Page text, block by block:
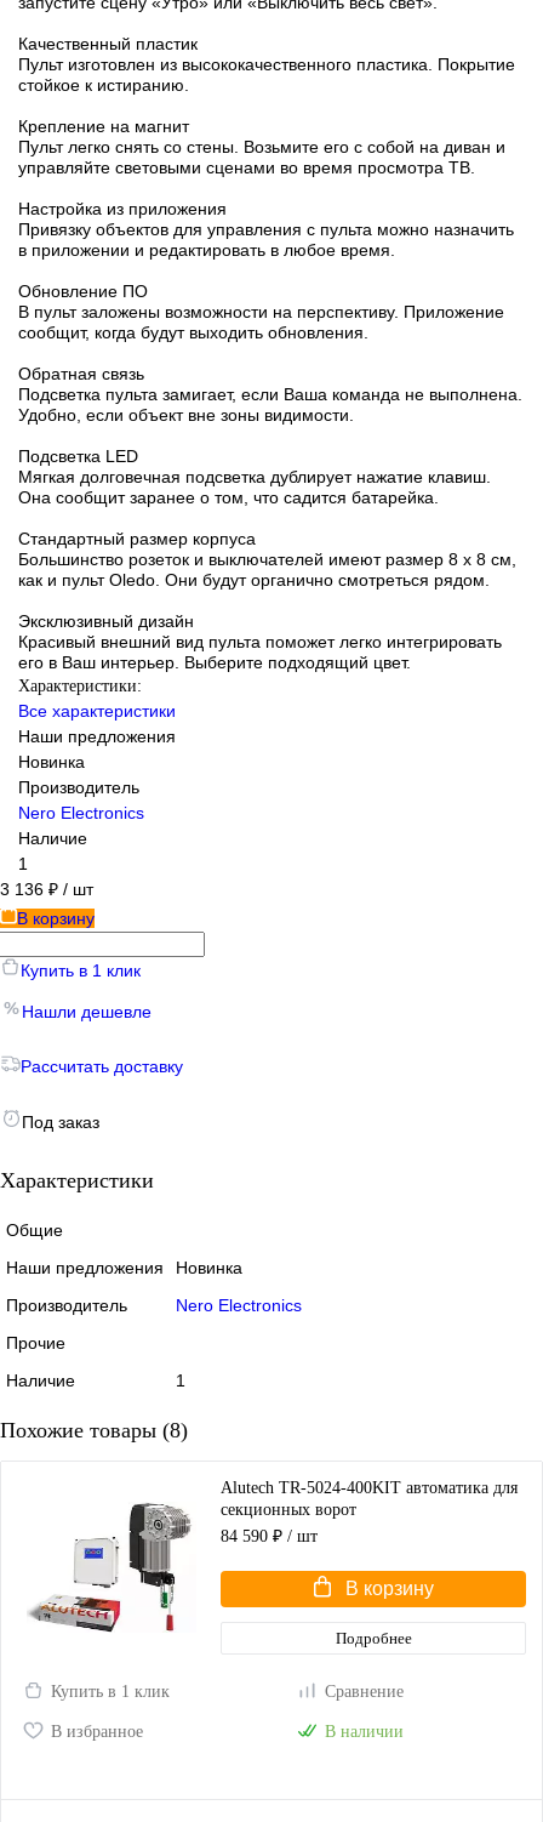
Качественный пластик
Пульт изготовлен из высококачественного пластика. Покрытие
стойкое к истиранию.
Крепление на магнит
Пульт легко снять со стены. Возьмите его с собой на диван и
управляйте световыми сценами во время просмотра ТВ.
Настройка из приложения
Привязку объектов для управления с пульта можно назначить
в приложении и редактировать в любое время.
Обновление ПО
В пульт заложены возможности на перспективу. Приложение
сообщит, когда будут выходить обновления.
Обратная связь
Подсветка пульта замигает, если Ваша команда не выполнена.
Удобно, если объект вне зоны видимости.
Подсветка LED
Мягкая долговечная подсветка дублирует нажатие клавиш.
Она сообщит заранее о том, что садится батарейка.
Стандартный размер корпуса
Большинство розеток и выключателей имеют размер 8 х 8 см,
как и пульт Oledo. Они будут органично смотреться рядом.
Эксклюзивный дизайн
Красивый внешний вид пульта поможет легко интегрировать
его в Ваш интерьер. Выберите подходящий цвет.
Характеристики:
Все характеристики
Наши предложения
Новинка
Производитель
Nero Electronics
Наличие
1
3 136 ₽ / шт
В корзину
Купить в 1 клик
Нашли дешевле
Рассчитать доставку
Под заказ
Характеристики
Общие
Наши предложения
Новинка
Производитель
Nero Electronics
Прочие
Наличие
1
Похожие товары (8)
Alutech TR-5024-400KIT автоматика для
секционных ворот
84 590 ₽ / шт
В корзину
Подробнее
Купить в 1 клик Сравнение
В избранное В наличии